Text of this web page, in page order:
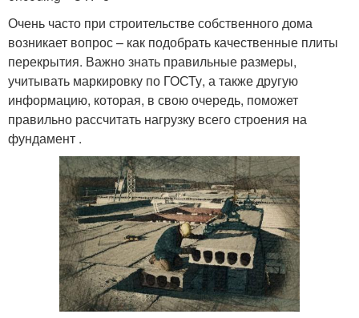
Очень часто при строительстве собственного дома
возникает вопрос – как подобрать качественные плиты
перекрытия. Важно знать правильные размеры,
учитывать маркировку по ГОСТу, а также другую
информацию, которая, в свою очередь, поможет
правильно рассчитать нагрузку всего строения на
фундамент .